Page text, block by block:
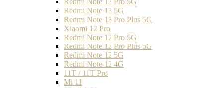
Redmi Note 13 Pro 5G
Redmi Note 13 5G
Redmi Note 13 Pro Plus 5G
Xiaomi 12 Pro
Redmi Note 12 Pro 5G
Redmi Note 12 Pro Plus 5G
Redmi Note 12 5G
Redmi Note 12 4G
11T / 11T Pro
Mi 11